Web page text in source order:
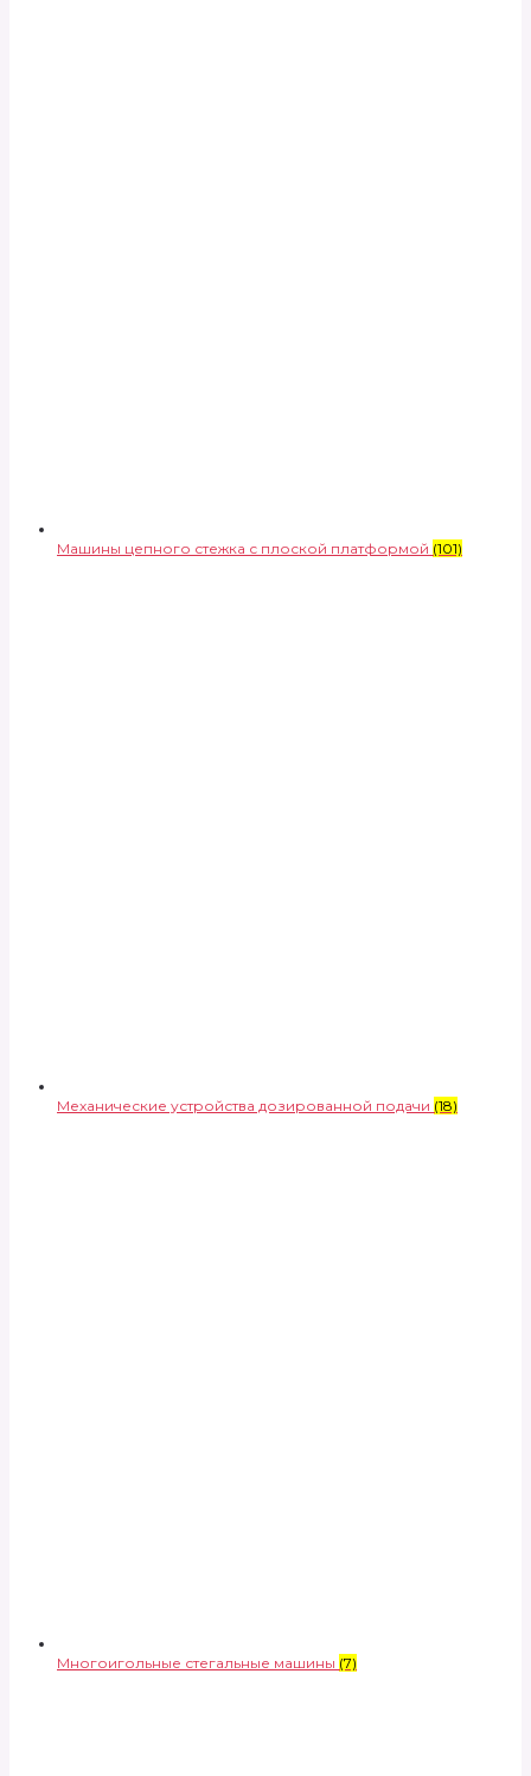
Машины цепного стежка с плоской платформой (101)
Механические устройства дозированной подачи (18)
Многоигольные стегальные машины (7)